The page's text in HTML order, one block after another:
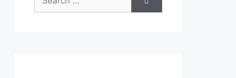
for: